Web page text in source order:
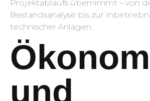
Projektablaufs übernimmt – von
Bestandsanalyse bis zur
technischer Anlagen.
und